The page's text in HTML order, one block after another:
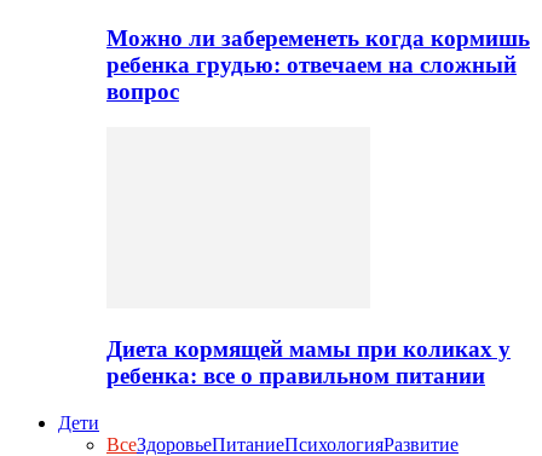
Можно ли забеременеть когда кормишь
ребенка грудью: отвечаем на сложный
вопрос
Диета кормящей мамы при коликах у
ребенка: все о правильном питании
Дети
ВсеЗдоровьеПитаниеПсихологияРазвитие